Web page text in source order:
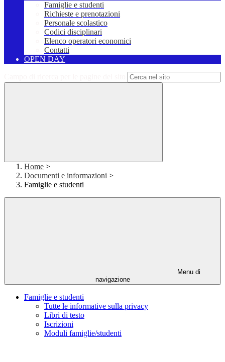
Famiglie e studenti
Richieste e prenotazioni
Personale scolastico
Codici disciplinari
Elenco operatori economici
Contatti
OPEN DAY
Home >
Documenti e informazioni >
Famiglie e studenti
Menu di
navigazione
Famiglie e studenti
Tutte le informative sulla privacy
Libri di testo
Iscrizioni
Moduli famiglie/studenti